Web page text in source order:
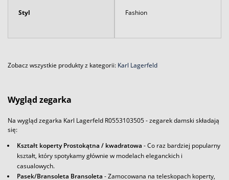
Styl Fashion
Zobacz wszystkie produkty z kategorii: Karl Lagerfeld
Wygląd zegarka
Na wygląd zegarka Karl Lagerfeld R0553103505 - zegarek damski składają
się:
Kształt koperty Prostokątna / kwadratowa - Co raz bardziej popularny
kształt, który spotykamy głównie w modelach eleganckich i
casualowych.
Pasek/Bransoleta Bransoleta - Zamocowana na teleskopach koperty,